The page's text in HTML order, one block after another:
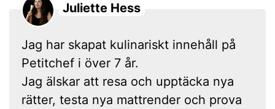
Juliette Hess
Jag har skapat kulinariskt innehåll på
Petitchef i över 7 år.
Jag älskar att resa och upptäcka nya
rätter, testa nya mattrender och prova